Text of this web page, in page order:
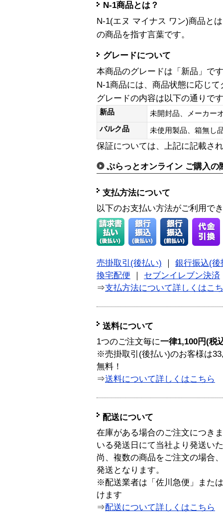
N-1商品とは？
N-1(エヌ マイナス ワン)商品と
の商品を指す言葉です。
グレードについて
本商品のグレードは「新品」です
N-1商品には、商品状態に応じ
グレードの内容は以下の通りで
新品
未開封品、メーカー
バルク品
未使用製品、箱無
保証については、上記に記載さ
ぷらっとオンライン ご購入の
支払方法について
以下のお支払い方法がご利用で
売掛取引(後払い)
銀行振込(後
換宅配便
セブンイレブン決済
⇒支払方法について詳しくはこ
送料について
1つのご注文毎に一律1,100円(税
※売掛取引(後払い)のお客様は
無料！
⇒送料について詳しくはこちら
配送について
在庫がある場合のご注文につき
いる発送日にて当社より発送い
尚、複数の商品をご注文の場合
発送となります。
※配送業者は「佐川急便」また
けます
⇒配送について詳しくはこちら